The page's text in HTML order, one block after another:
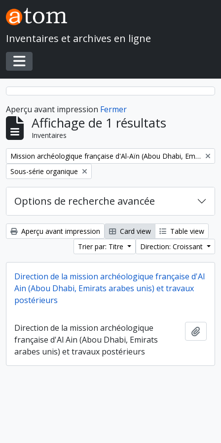
Skip to main content
Inventaires et archives en ligne
Toggle navigation
Aperçu avant impression Fermer
Affichage de 1 résultats
Inventaires
Remove filter:
Mission archéologique française d'Al-Aïn (Abou Dhabi, Emirats arabes unis)
Remove filter:
Sous-série organique
Options de recherche avancée
Aperçu avant impression Card view
Table view
Trier par: Titre
Direction: Croissant
Direction de la mission archéologique française d'Al
Ain (Abou Dhabi, Emirats arabes unis) et travaux
postérieurs
Direction de la mission archéologique
française d'Al Ain (Abou Dhabi, Emirats
arabes unis) et travaux postérieurs